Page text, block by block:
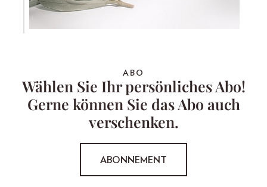
ABO
Wählen Sie Ihr persönliches Abo!
Gerne können Sie das Abo auch
verschenken.
ABONNEMENT